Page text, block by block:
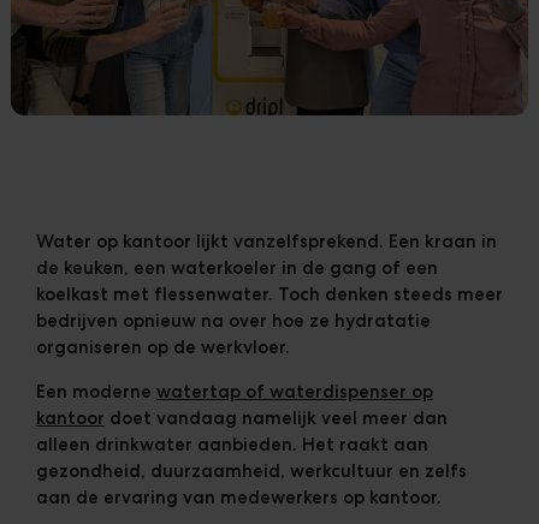
Water op kantoor lijkt vanzelfsprekend. Een kraan in
de keuken, een waterkoeler in de gang of een
koelkast met flessenwater. Toch denken steeds meer
bedrijven opnieuw na over hoe ze hydratatie
organiseren op de werkvloer.
Een moderne watertap of waterdispenser op
kantoor doet vandaag namelijk veel meer dan
alleen drinkwater aanbieden. Het raakt aan
gezondheid, duurzaamheid, werkcultuur en zelfs
aan de ervaring van medewerkers op kantoor.